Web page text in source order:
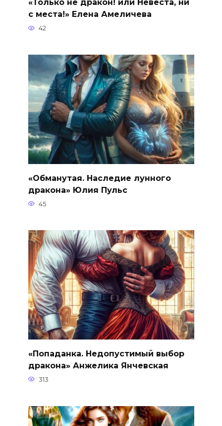
«Только не дракон! или Невеста, ни
с места!» Елена Амеличева
42
«Обманутая. Наследие лунного
дракона» Юлия Пульс
45
«Попаданка. Недопустимый выбор
дракона» Анжелика Янчевская
313